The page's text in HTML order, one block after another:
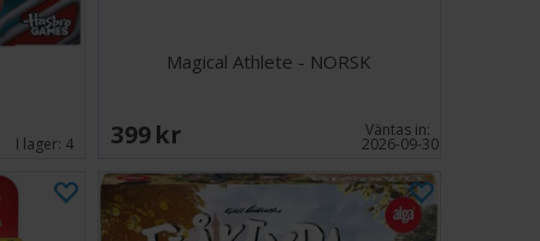
I lager: 4
Magical Athlete - NORSK
399 SEK Väntas in:
2026-09-30